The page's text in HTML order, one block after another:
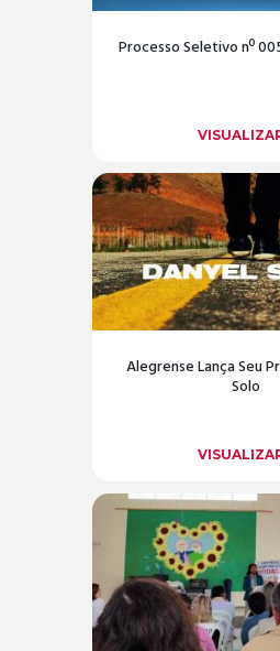
Processo Seletivo nº
Alegrense Lança Seu
Solo